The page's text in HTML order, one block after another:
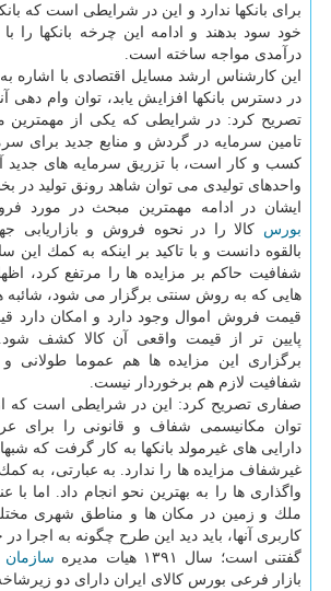
برای بانكها ندارد و این در شرایطی است كه
خود سود بدهند و ادامه این چرخه بانكها را
درآمدی مواجه ساخته است.
این كارشناس ارشد مسایل اقتصادی با اشاره به
در دسترس بانكها افزایش یابد، توان وام دهی
تصریح كرد: در شرایطی كه یكی از مهمترین
تامین سرمایه در گردش و منابع جدید برای
كسب و كار است، با تزریق سرمایه های جدید
واحدهای تولیدی می توان شاهد رونق تولید در
ایشان در ادامه مهمترین مبحث در مورد
بورس كالا را در نحوه فروش و بازاریابی
بالقوه دانست و با تاكید بر اینكه به كمك این
شفافیت حاكم بر مزایده ها را مرتفع كرد،
هایی كه به روش سنتی برگزار می شود، شائبه
قیمت فروش اموال وجود دارد و امكان دارد
پایین تر از قیمت واقعی آن كالا كشف شود.
برگزاری این مزایده ها هم عموما طولانی
شفافیت لازم هم برخوردار نیست.
صفاری تصریح كرد: این در شرایطی است كه
توان مكانیسمی شفاف و قانونی را برای
دارایی های غیرمولد بانكها به كار گرفت كه
غیرشفاف مزایده ها را ندارد. به عبارتی، به
واگذاری ها را به بهترین نحو انجام داد. اما
ملك و زمین در مكان ها و مناطق شهری
كاربری آنها، باید دید این طرح چگونه به اجرا در
گفتنی است؛ سال ۱۳۹۱ هیات مدیره
سازمان
بازار فرعی بورس كالای ایران دارای دو